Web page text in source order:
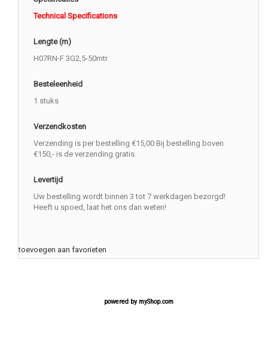
Technical Specifications
Lengte (m)
H07RN-F 3G2,5-50mtr
Besteleenheid
1 stuks
Verzendkosten
Verzending is per bestelling €15,00 Bij bestelling boven
€150,- is de verzending gratis.
Levertijd
Uw bestelling wordt binnen 3 tot 7 werkdagen bezorgd!
Heeft u spoed, laat het ons dan weten!
toevoegen aan favorieten
powered by myShop.com